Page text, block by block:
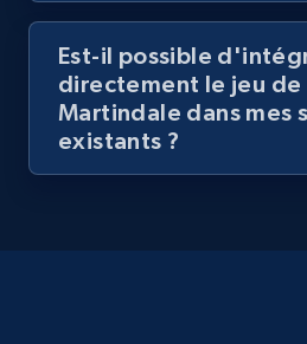
Est-il possible
directement le jeu de
Martindale dans mes
existants ?